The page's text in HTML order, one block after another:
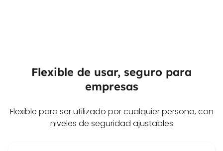
Flexible de usar, seguro para
empresas
Flexible para ser utilizado por cualquier persona, con
niveles de seguridad ajustables